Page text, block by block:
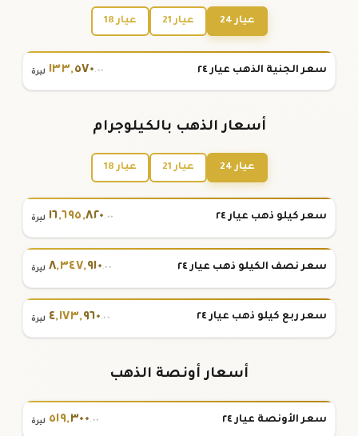
عيار 24 عيار 21 عيار 18
سعر الجنية الذهب عيار ٢٤ ١٣٣,٥٧٠.٠٠ ليرة
أسعار الذهب بالكيلوجرام
عيار 24 عيار 21 عيار 18
سعر كيلو ذهب عيار ٢٤ ١٦,٦٩٥,٨٢٠.٠٠ ليرة
سعر نصف الكيلو ذهب عيار ٢٤ ٨,٣٤٧,٩١٠.٠٠ ليرة
سعر ربع كيلو ذهب عيار ٢٤ ٤,١٧٣,٩٦٠.٠٠ ليرة
أسعار أونصة الذهب
سعر الأونصة عيار ٢٤ ٥١٩,٣٠٠.٠٠ ليرة